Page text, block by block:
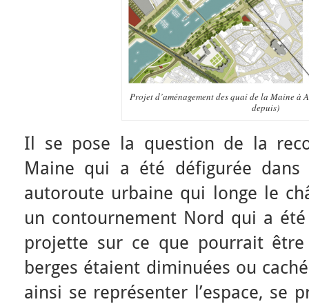
Projet d’aménagement des quai de la Maine à
depuis)
Il se pose la question de la
Maine qui a été défigurée
autoroute urbaine qui longe le
un contournement Nord qui a
projette sur ce que pourrait
berges étaient diminuées ou
ainsi se représenter l’espace, se